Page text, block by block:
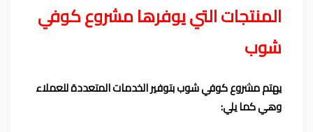
المنتجات التي يوفرها مشروع كوفي
شوب
يهتم مشروع كوفي شوب بتوفير الخدمات المتعددة للعملاء
وهي كما يلي: